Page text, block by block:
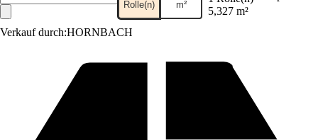
Verkauf durch:HORNBACH
Rolle(n) m²
5,327 m²